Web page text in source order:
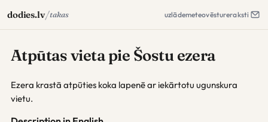
dodies.lv/takas uzlādemeteovēstureraksti
Atpūtas vieta pie Šostu ezera
Ezera krastā atpūties koka lapenē ar iekārtotu ugunskura
vietu.